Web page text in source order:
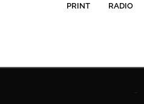
PRINT RADIO